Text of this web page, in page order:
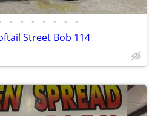
• • • • • • •
Street Bob 114